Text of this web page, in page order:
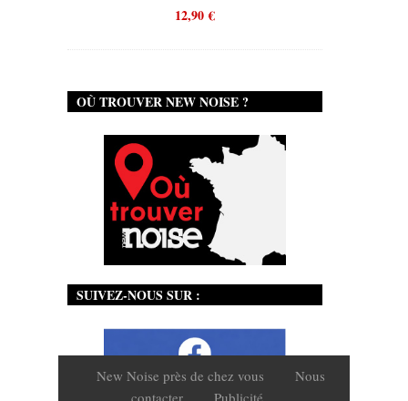
12,90€
OÙ TROUVER NEW NOISE ?
SUIVEZ-NOUS SUR :
New Noise près de chez vous
Nous
contacter
Publicité